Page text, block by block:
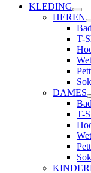
KLEDING
HEREN
T-
DAMES
T-